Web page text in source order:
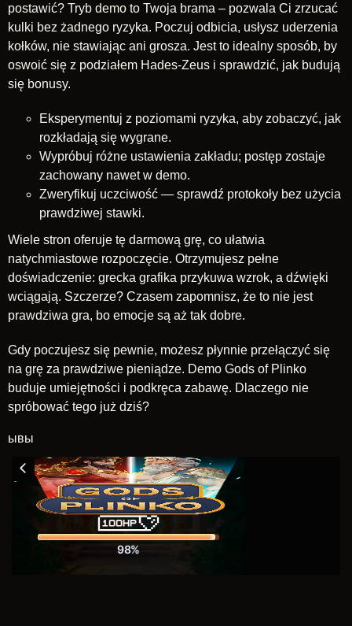
postawić? Tryb demo to Twoja brama – pozwala Ci zrzucać
kulki bez żadnego ryzyka. Poczuj odbicia, usłysz uderzenia
kołków, nie stawiając ani grosza. Jest to idealny sposób, by
oswoić się z podziałem Hades-Zeus i sprawdzić, jak budują
się bonusy.
Eksperymentuj z poziomami ryzyka, aby zobaczyć, jak
rozkładają się wygrane.
Wypróbuj różne ustawienia zakładu; postęp zostaje
zachowany nawet w demo.
Zweryfikuj uczciwość — sprawdź protokoły bez użycia
prawdziwej stawki.
Wiele stron oferuje tę darmową grę, co ułatwia
natychmiastowe rozpoczęcie. Otrzymujesz pełne
doświadczenie: grecka grafika przykuwa wzrok, a dźwięki
wciągają. Szczerze? Czasem zapomnisz, że to nie jest
prawdziwa gra, bo emocje są aż tak dobre.
Gdy poczujesz się pewnie, możesz płynnie przełączyć się
na grę za prawdziwe pieniądze. Demo Gods of Plinko
buduje umiejętności i podkręca zabawę. Dlaczego nie
spróbować tego już dziś?
ывы